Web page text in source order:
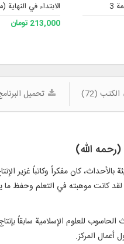
3
الابتداء في
213,000 تومان
الكتب (72) تحميل
الله)
كان مفكراً وكاتباً غزير
موهبته في التعلم وحفظ ما
الحاسوب للعلوم الإسلامية
أعمال المركز.